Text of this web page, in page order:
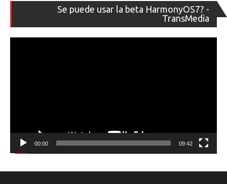
Se puede usar la beta HarmonyOS7? -
TransMedia
de
00:00 09:42